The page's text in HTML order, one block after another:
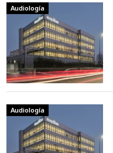
Audiología
Audiología